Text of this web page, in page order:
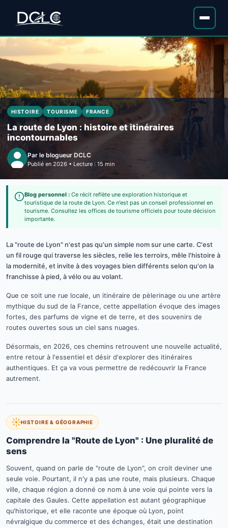
HISTOIRE TOURISME FRANCE
La route de Lyon : histoire et itinéraires
incontournables
Par le blogueur DCLC
Publié en 2026 • Lecture : 15 min
Blog personnel : Ce récit reflète une exploration historique et
touristique de la route de Lyon. Ce n'est pas un conseil professionnel en
tourisme. Consultez les offices de tourisme officiels pour toute décision
importante.
La "route de Lyon" n'est pas qu'un simple nom sur une carte. C'est
un fil rouge qui traverse les siècles, relie les terroirs, mêle l'histoire à
la modernité, et invite à des voyages bien différents selon qu'on la
franchisse à pied, à vélo ou au volant.
Que ce soit une rue locale, un itinéraire de pèlerinage ou une artère
mythique du sud de la France, cette appellation évoque des images
fortes, des parfums de vigne et de terre, et des souvenirs de
routes ouvertes sous un ciel sans nuages.
Désormais, en 2026, ces chemins retrouvent une nouvelle actualité,
entre retour à l'essentiel et désir d'explorer des itinéraires
authentiques. Et ça va vous permettre de redécouvrir la France
autrement.
HISTOIRE & GÉOGRAPHIE
Comprendre la "Route de Lyon" : Une pluralité de
sens
Souvent, quand on parle de "route de Lyon", on croit deviner une
seule voie. Pourtant, il n'y a pas une route, mais plusieurs. Chaque
ville, chaque région a donné ce nom à une voie qui pointe vers la
capitale des Gaules. Cette appellation est autant géographique
qu'historique, et elle raconte une époque où Lyon, point
névralgique du commerce et des échanges, était une destination